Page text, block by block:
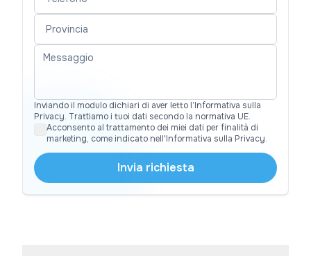
Inviando il modulo dichiari di aver letto l’Informativa sulla
Privacy. Trattiamo i tuoi dati secondo la normativa UE.
Acconsento al trattamento dei miei dati per finalità di
marketing, come indicato nell'Informativa sulla Privacy.
Invia richiesta